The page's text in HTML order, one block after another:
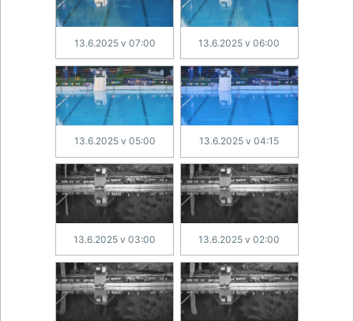
13.6.2025 v 07:00 13.6.2025 v 06:00
13.6.2025 v 05:00 13.6.2025 v 04:15
13.6.2025 v 03:00 13.6.2025 v 02:00